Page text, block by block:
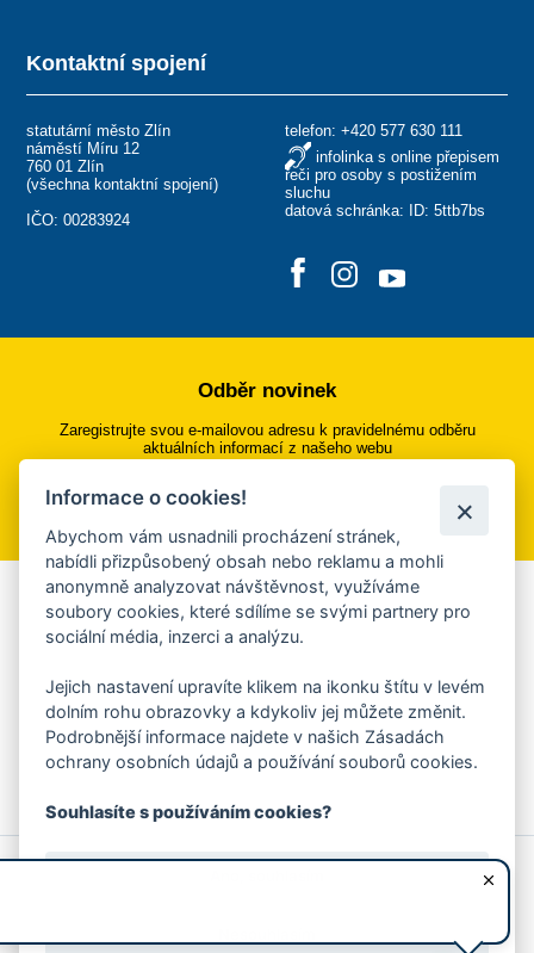
Kontaktní spojení
statutární město Zlín
náměstí Míru 12
760 01 Zlín
(všechna kontaktní spojení)
IČO: 00283924
telefon: +420 577 630 111
infolinka s online přepisem
řeči pro osoby s postižením
sluchu
datová schránka: ID: 5ttb7bs
Odběr novinek
Zaregistrujte svou e-mailovou adresu k pravidelnému odběru
aktuálních informací z našeho webu
Přihlásit se k odběru
Aplikace Mobilní rozhlas
Chcete dostávat do svého mobilu či mailu upozornění na
ankety, pozvánky na kulturní a sportovní akce?
Více informací o aplikaci
© 2026 Magistrát města Zlína
Prohlášení o používání cookies
Informace o cookies!
Abychom vám usnadnili procházení stránek,
nabídli přizpůsobený obsah nebo reklamu a mohli
anonymně analyzovat návštěvnost, využíváme
soubory cookies, které sdílíme se svými partnery pro
sociální média, inzerci a analýzu.
Jejich nastavení upravíte klikem na ikonku štítu v levém
dolním rohu obrazovky a kdykoliv jej můžete změnit.
Podrobnější informace najdete v našich Zásadách
ochrany osobních údajů a používání souborů cookies.
Souhlasíte s používáním cookies?